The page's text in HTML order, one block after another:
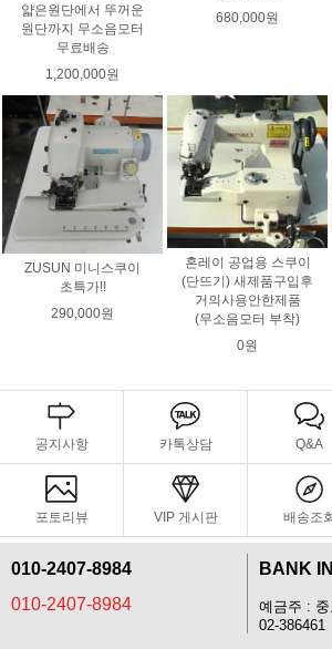
얇은원단에서 뚜꺼운
원단까지 무소음모터
무료배송
1,200,000원
680,000원
ZUSUN 미니스쿠이
초특가!!
290,000원
혼레이 공업용 스쿠이
(단뜨기) 새제품구입후
거의사용안한제품
(무소음모터 부착)
0원
공지사항 카톡상담 Q&A
포토리뷰 VIP 게시판 배송조
010-2407-8984
010-2407-8984
BANK
예금주 :
02-386461